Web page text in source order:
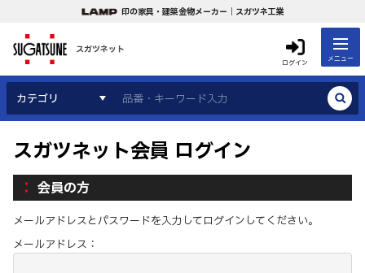
印の家具・建築金物メーカー｜スガツネ工業
スガツネット
ログイン メニュー
カテゴリ
スガツネット会員 ログイン
会員の方
メールアドレスとパスワードを入力してログインしてください。
メールアドレス：